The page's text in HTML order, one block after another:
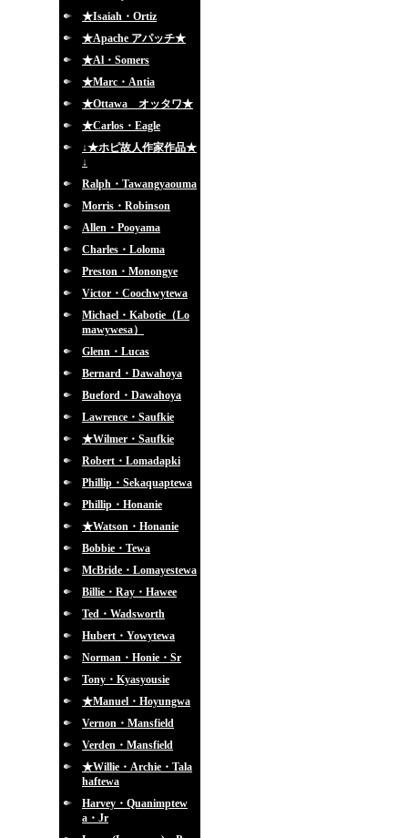
★Isaiah・Ortiz
★Apache アパッチ★
★Al・Somers
★Marc・Antia
★Ottawa オッタワ★
★Carlos・Eagle
↓★ホピ故人作家作品★
↓
Ralph・Tawangyaouma
Morris・Robinson
Allen・Pooyama
Charles・Loloma
Preston・Monongye
Victor・Coochwytewa
Michael・Kabotie（Lo
mawywesa）
Glenn・Lucas
Bernard・Dawahoya
Bueford・Dawahoya
Lawrence・Saufkie
★Wilmer・Saufkie
Robert・Lomadapki
Phillip・Sekaquaptewa
Phillip・Honanie
★Watson・Honanie
Bobbie・Tewa
McBride・Lomayestewa
Billie・Ray・Hawee
Ted・Wadsworth
Hubert・Yowytewa
Norman・Honie・Sr
Tony・Kyasyousie
★Manuel・Hoyungwa
Vernon・Mansfield
Verden・Mansfield
★Willie・Archie・Tala
haftewa
Harvey・Quanimptew
a・Jr